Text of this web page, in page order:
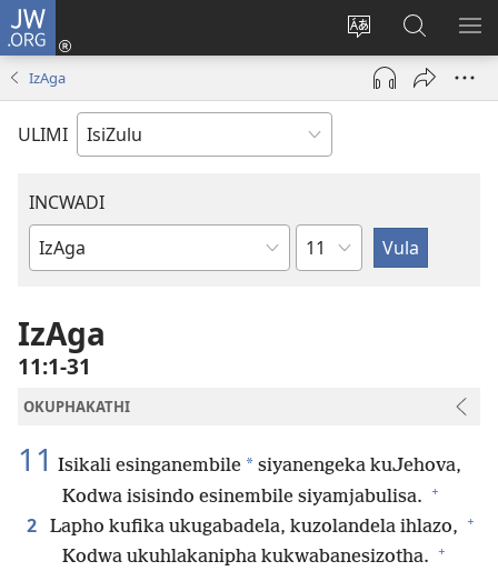
JW.ORG
Shintsha
ulimi
Ngena
(kuvuleka
ikhasi
elisha)
Funa
Ku-
JW.ORG
IzAga
ULIMI
INCWADI
Ngencwadi
Ngesahluko
IzAga
11:1-31
OKUPHAKATHI
11 Isikali esinganembile * siyanengeka kuJehova,
Kodwa isisindo esinembile siyamjabulisa. +
2 Lapho kufika ukugabadela, kuzolandela ihlazo, +
Kodwa ukuhlakanipha kukwabanesizotha. +